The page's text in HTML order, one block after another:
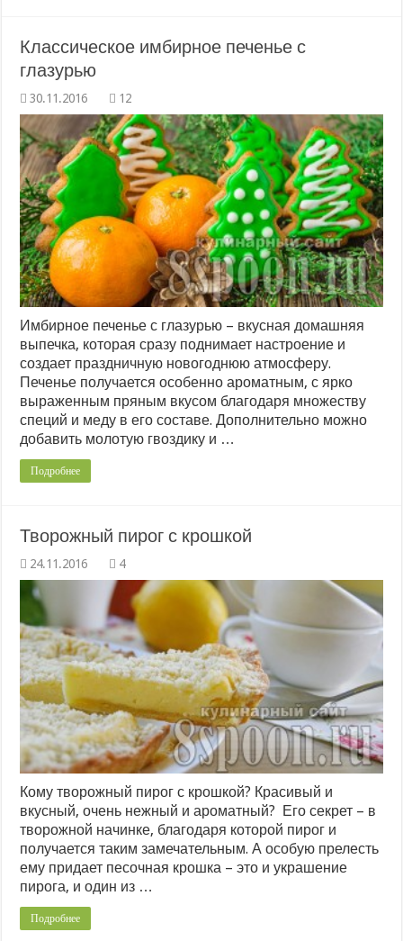
Классическое имбирное печенье с
глазурью
12
Имбирное печенье с глазурью – вкусная домашняя
выпечка, которая сразу поднимает настроение и
создает праздничную новогоднюю атмосферу.
Печенье получается особенно ароматным, с ярко
выраженным пряным вкусом благодаря множеству
специй и меду в его составе. Дополнительно можно
добавить молотую гвоздику и …
Подробнее
Творожный пирог с крошкой
4
Кому творожный пирог с крошкой? Красивый и
вкусный, очень нежный и ароматный? Его секрет – в
творожной начинке, благодаря которой пирог и
получается таким замечательным. А особую прелесть
ему придает песочная крошка – это и украшение
пирога, и один из …
Подробнее